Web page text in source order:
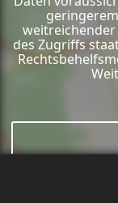
weitreichender
des Zugriffs